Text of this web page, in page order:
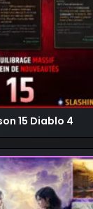
15 Diablo 4